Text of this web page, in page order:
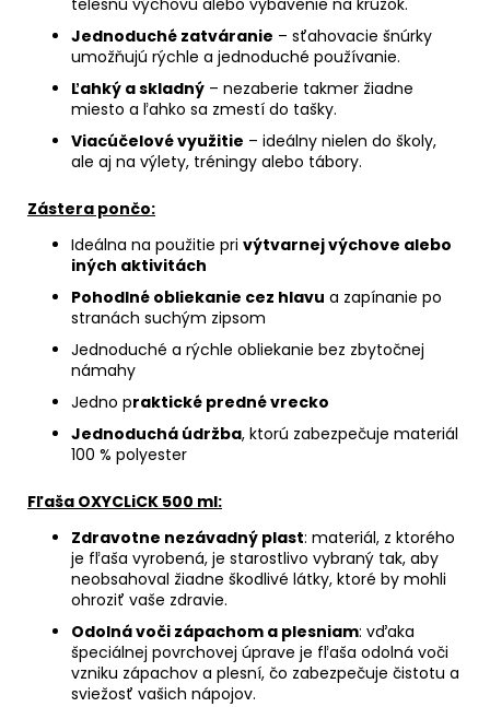
Jednoduché zatváranie – sťahovacie šnúrky
umožňujú rýchle a jednoduché používanie.
Ľahký a skladný – nezaberie takmer žiadne
miesto a ľahko sa zmestí do tašky.
Viacúčelové využitie – ideálny nielen do školy,
ale aj na výlety, tréningy alebo tábory.
Zástera pončo:
Ideálna na použitie pri výtvarnej výchove alebo
iných aktivitách
Pohodlné obliekanie cez hlavu a zapínanie po
stranách suchým zipsom
Jednoduché a rýchle obliekanie bez zbytočnej
námahy
Jedno praktické predné vrecko
Jednoduchá údržba, ktorú zabezpečuje materiál
100 % polyester
Fľaša OXYCLiCK 500 ml:
Zdravotne nezávadný plast: materiál, z ktorého
je fľaša vyrobená, je starostlivo vybraný tak, aby
neobsahoval žiadne škodlivé látky, ktoré by mohli
ohroziť vaše zdravie.
Odolná voči zápachom a plesniam: vďaka
špeciálnej povrchovej úprave je fľaša odolná voči
vzniku zápachov a plesní, čo zabezpečuje čistotu a
sviežosť vašich nápojov.